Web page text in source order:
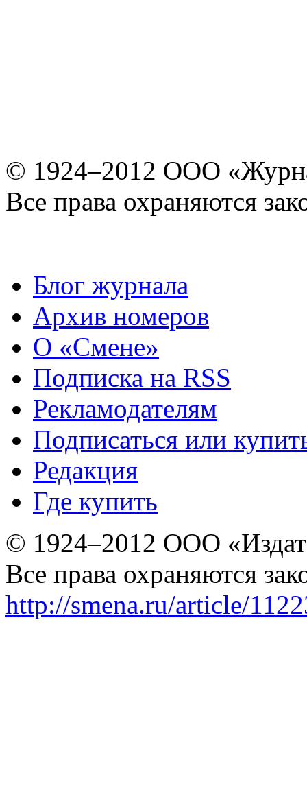
© 1924–2012 ООО
Все права охраняются
Блог журнала
Архив номеров
О «Смене»
Подписка на RSS
Рекламодателям
Подписаться или
Редакция
Где купить
© 1924–2012 ООО
Все права охраняются
http://smena.ru/article/